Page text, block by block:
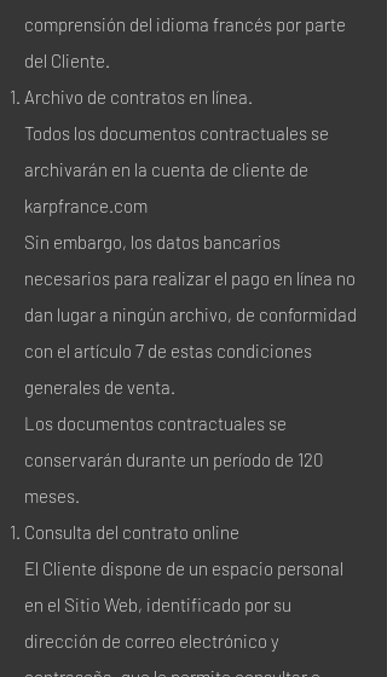
comprensión del idioma francés por parte
del Cliente.
Archivo de contratos en línea.
Todos los documentos contractuales se
archivarán en la cuenta de cliente de
karpfrance.com
Sin embargo, los datos bancarios
necesarios para realizar el pago en línea no
dan lugar a ningún archivo, de conformidad
con el artículo 7 de estas condiciones
generales de venta.
Los documentos contractuales se
conservarán durante un período de 120
meses.
Consulta del contrato online
El Cliente dispone de un espacio personal
en el Sitio Web, identificado por su
dirección de correo electrónico y